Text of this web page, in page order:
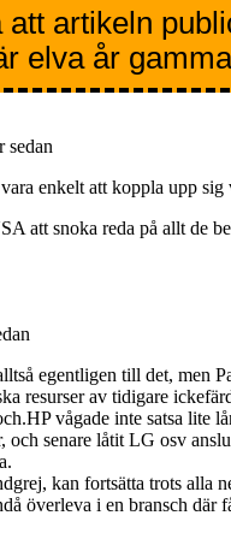
att artikeln
elva år